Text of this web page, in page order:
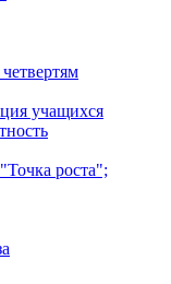
учащихся
роста";